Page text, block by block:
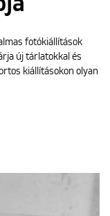
fotókiállítások
új tárlatokkal és
kiállításokon olyan